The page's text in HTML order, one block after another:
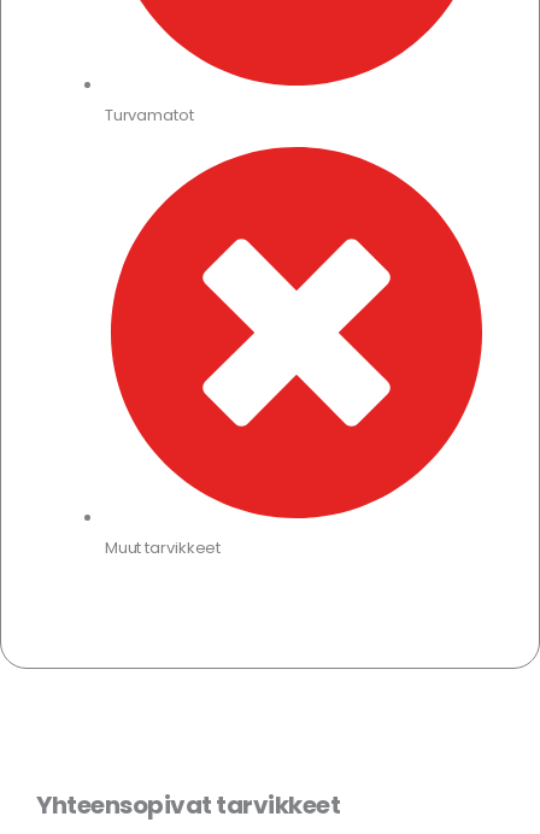
Turvamatot
Muut tarvikkeet
Yhteensopivat tarvikkeet